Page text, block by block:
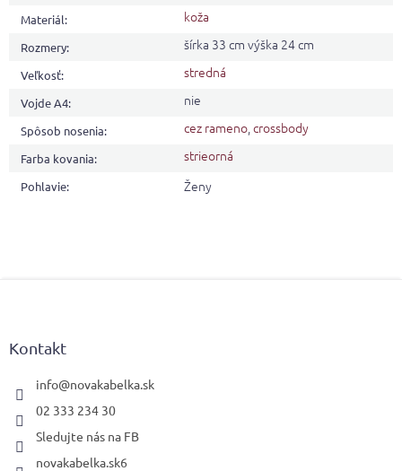
Materiál: koža
Rozmery: šírka 33 cm výška 24 cm
Veľkosť: stredná
Vojde A4: nie
Spôsob nosenia: cez rameno crossbody
Farba kovania: strieorná
Pohlavie: Ženy
Kontakt
info@novakabelka.sk
02 333 234 30
Sledujte nás na FB
novakabelka.sk6